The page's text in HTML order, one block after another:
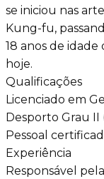
se iniciou nas
Kung-fu,
18 anos de
hoje.
Qualificações
Licenciado em
Desporto Grau II
Pessoal
Experiência
Responsável